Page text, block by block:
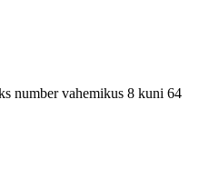
number vahemikus 8 kuni 64